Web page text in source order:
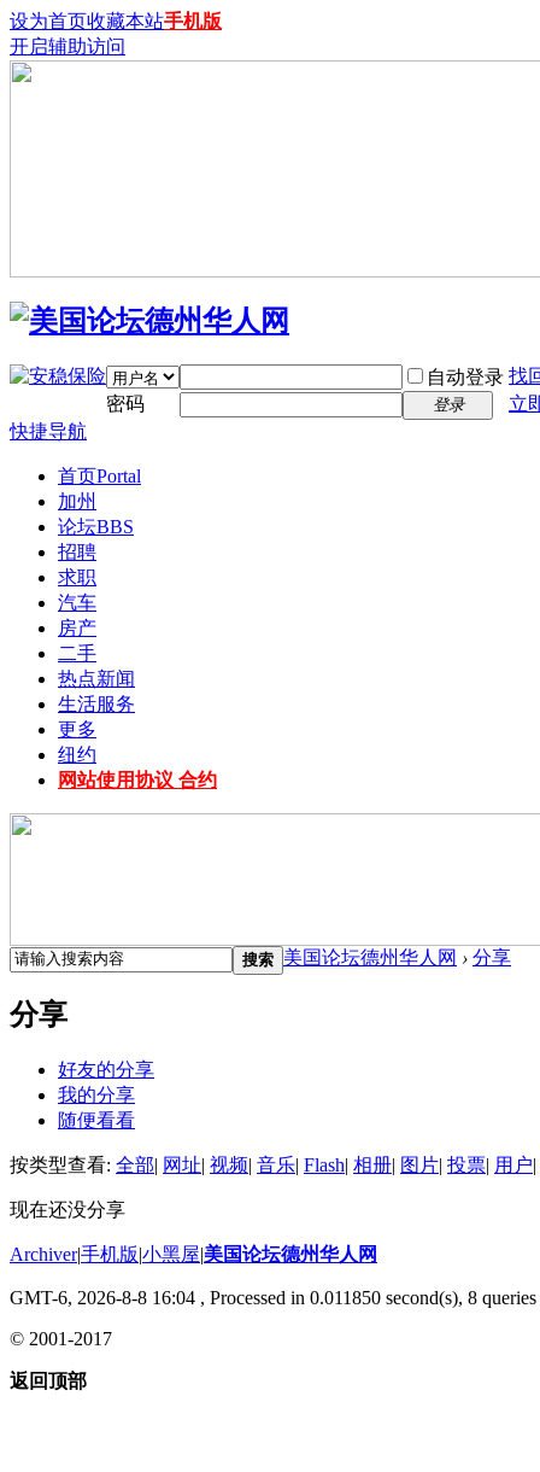
设为首页收藏本站手机版
开启辅助访问
自动登录 找
密码
登录
立
快捷导航
首页Portal
加州
论坛BBS
招聘
求职
汽车
房产
二手
热点新闻
生活服务
更多
纽约
网站使用协议 合约
搜索 美国论坛德州华人网 › 分享
分享
好友的分享
我的分享
随便看看
按类型查看: 全部| 网址| 视频| 音乐| Flash| 相册| 图片| 投票| 用户|
现在还没分享
Archiver|手机版|小黑屋|美国论坛德州华人网
GMT-6, 2026-8-8 16:04 , Processed in 0.011850 second(s), 8 queries
© 2001-2017
返回顶部